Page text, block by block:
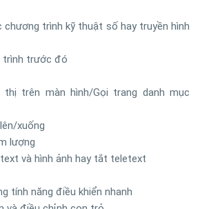
chương trình kỹ thuật số hay truyền hình
trình trước đó
thị trên màn hình/Gọi trang danh mục
xuống
lượng
và hình ảnh hay tắt teletext
tính năng điều khiển nhanh